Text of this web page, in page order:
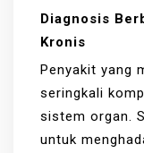
Diagnosis
Kronis
Penyakit yang
seringkali
sistem organ.
untuk